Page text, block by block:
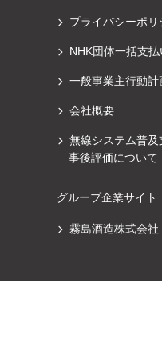
プライバシーポリ
NHK団体一括支払
一般事業主行動計
会社概要
無線システム普及
事後評価について
グループ企業サイト
霧島酒造株式会社